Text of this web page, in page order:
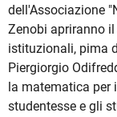
dell'Associazione
Zenobi apriranno
istituzionali, pima
Piergiorgio
la matematica per
studentesse e gli